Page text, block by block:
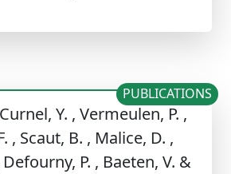
Y. , Vermeulen, P. ,
, Scaut, B. , Malice, D. ,
P. , Baeten, V. &
PUBLICATIONS